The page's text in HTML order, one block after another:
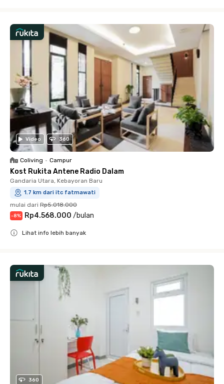
Video 360
Coliving • Campur
Kost Rukita Antene Radio Dalam
Gandaria Utara, Kebayoran Baru
1.7 km dari itc fatmawati
mulai dari Rp5.018.000
-8% Rp4.568.000 /bulan
Lihat info lebih banyak
360